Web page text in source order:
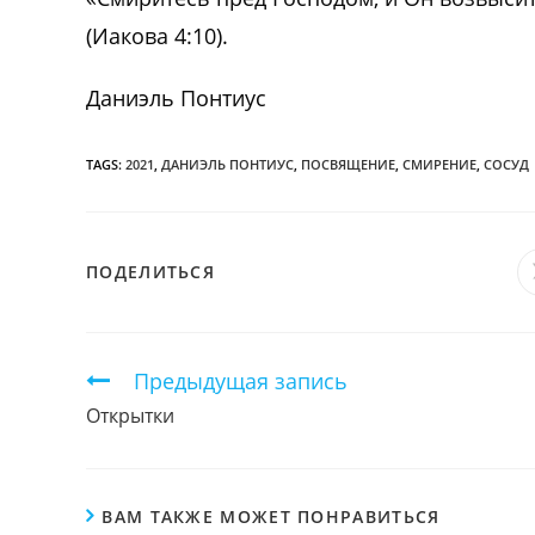
(Иакова 4:10).
Даниэль Понтиус
TAGS: 2021 ДАНИЭЛЬ ПОНТИУС ПОСВЯЩЕНИЕ СМИРЕНИЕ СОСУД
ПОДЕЛИТЬСЯ
Продолжить
чтение
Предыдущая запись
Открытки
ВАМ ТАКЖЕ МОЖЕТ ПОНРАВИТЬСЯ